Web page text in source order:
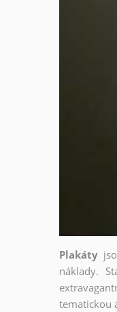
Plakáty
náklady.
tematickou